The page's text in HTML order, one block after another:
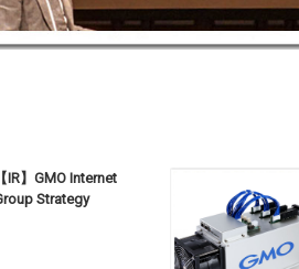
【IR】GMO Internet
Strategy